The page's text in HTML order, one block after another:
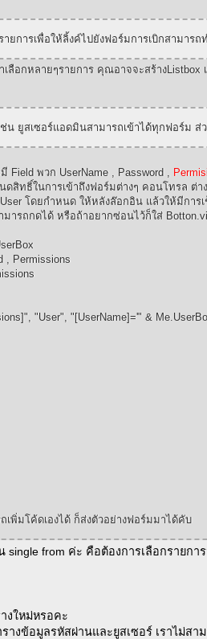
ยการเพื่อให้ลิ้งค์ไปยังฟอร์มการเบิกสามาร
อกหลายๆรายการ คุณอาจจะสร้างListbox
น ยูสเซอร์แอดมินสามารถเข้าได้ทุกฟอร์ม
Field พวก UserName , Password ,
ดสิทธิ์ในการเข้าถึงฟอร์มต่างๆ คอนโทรล ต่า
โดยกำหนด ให้หลังล๊อกอิน แล้วให้มีการ
รถกดได้ หรือถ้าอยากซ่อนไว้ก็ใส่
Permissions
"User", "[UserName]='" &
พิ่มโค้ดเองได้ ก็ส่งตัวอย่างฟอร์มมาได้คับ
from ค่ะ คือต้องการเลือกรายก
งใหม่หรอคะ
งข้อมูลรหัสผ่านและยูสเซอร์ เราไม่สา